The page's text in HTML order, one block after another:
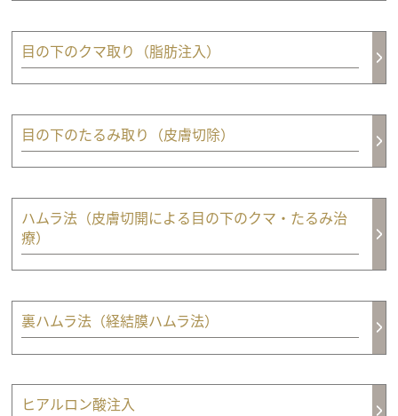
目の下のクマ取り（脂肪注入）
目の下のたるみ取り（皮膚切除）
ハムラ法（皮膚切開による目の下のクマ・たるみ治
療）
裏ハムラ法（経結膜ハムラ法）
ヒアルロン酸注入